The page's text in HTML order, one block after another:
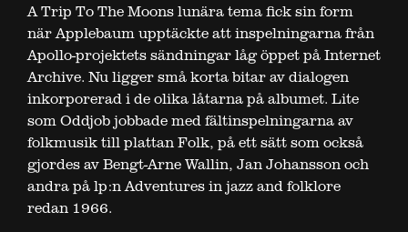
A Trip To The Moons lunära tema fick sin form
när Applebaum upptäckte att inspelningarna från
Apollo-projektets sändningar låg öppet på Internet
Archive. Nu ligger små korta bitar av dialogen
inkorporerad i de olika låtarna på albumet. Lite
som Oddjob jobbade med fältinspelningarna av
folkmusik till plattan Folk, på ett sätt som också
gjordes av Bengt-Arne Wallin, Jan Johansson och
andra på lp:n Adventures in jazz and folklore
redan 1966.